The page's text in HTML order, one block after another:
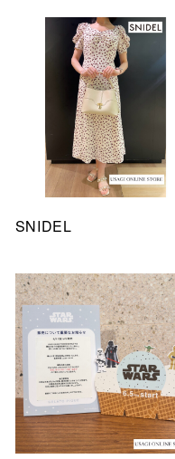
SNIDEL